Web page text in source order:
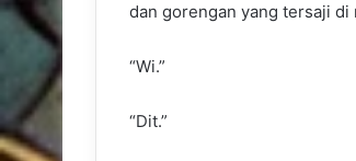
dan gorengan yang tersaji di
“Wi.”
“Dit.”